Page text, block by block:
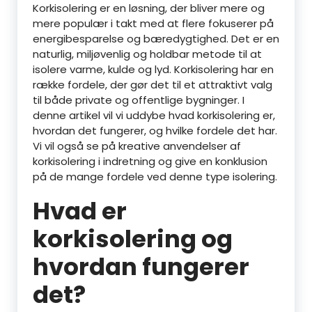
Korkisolering er en løsning, der bliver mere og
mere populær i takt med at flere fokuserer på
energibesparelse og bæredygtighed. Det er en
naturlig, miljøvenlig og holdbar metode til at
isolere varme, kulde og lyd. Korkisolering har en
række fordele, der gør det til et attraktivt valg
til både private og offentlige bygninger. I
denne artikel vil vi uddybe hvad korkisolering er,
hvordan det fungerer, og hvilke fordele det har.
Vi vil også se på kreative anvendelser af
korkisolering i indretning og give en konklusion
på de mange fordele ved denne type isolering.
Hvad er
korkisolering og
hvordan fungerer
det?